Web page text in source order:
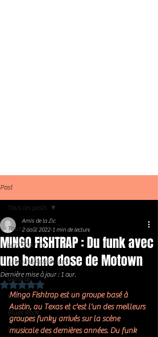
Post
Tous les posts
NOS SORTIES
LES INDISPENSABLES
Général
Blues
Blues Rock
Rock
Tous les posts
MINGO FISHTRAP : Du funk avec
une bonne dose de Motown
Amis de la Zic
2 août 2022 1 min de lecture
Dernière mise à jour :1 avr.
Noté NaN étoiles sur 5.
Mingo Fishtrap est un groupe basé à
Austin, au Texas et c'est l'un des meilleurs
groupes funky arrivés sur la scène
musicale des dernières années. Du funk